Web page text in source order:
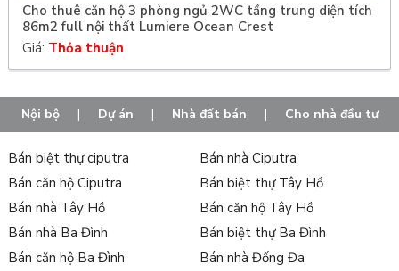
Cho thuê căn hộ 3 phòng ngủ 2WC tầng trung diện tích
86m2 full nội thất Lumiere Ocean Crest
Giá: Thỏa thuận
Nội bộ | Dự án | Nhà đất bán | Cho nhà đầu tư
Bán biệt thự ciputra
Bán nhà Ciputra
Bán căn hộ Ciputra
Bán biệt thự Tây Hồ
Bán nhà Tây Hồ
Bán căn hộ Tây Hồ
Bán nhà Ba Đình
Bán biệt thự Ba Đình
Bán căn hộ Ba Đình
Bán nhà Đống Đa